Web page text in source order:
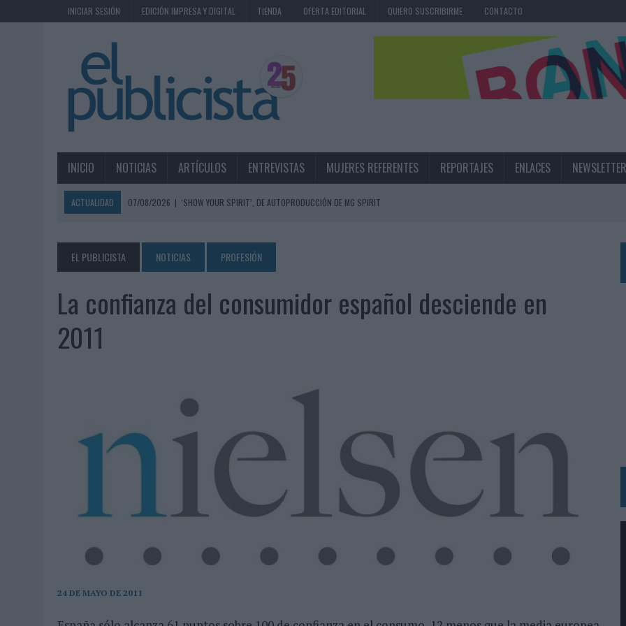
INICIAR SESIÓN EDICIÓN IMPRESA Y DIGITAL TIENDA OFERTA EDITORIAL QUIERO SUSCRIBIRME CONTACTO
INICIO NOTICIAS ARTÍCULOS ENTREVISTAS MUJERES REFERENTES REPORTAJES ENLACES NEWSLETTER
ACTUALIDAD 07/08/2026 | ‘SHOW YOUR SPIRIT’, DE AUTOPRODUCCIÓN DE MG SPIRIT
MAHOU REIVINDICA EL RITUAL DE LA CAÑA EN EL DÍA INTERNACIONAL DE LA CERVEZA
07/08/2026 | MG SPIRIT RELANZA SU MARCA CON UNA ESTRATEGIA 360º CENTRADA EN EL ORIGEN BARCELONÉS
PATRÓN CONVIERTE EL NUEVO SINGLE DE ARÓN PIPER EN UNA EXPERIENCIA DE MARCA EN IBIZA
07/08/2026 | EL VERANO PONE A PRUEBA LA ESTRATEGIA DIGITAL DE LAS MARCAS
SIETE DE CADA DIEZ EMPRESAS ESPAÑOLAS NO INTEGRAN LA INFANCIA EN SU ESTRATEGIA
06/08/2026
LA TELEVISIÓN SIGUE LIDERANDO EL CONSUMO DE MEDIOS EN VERANO Y SUPERA AL MÓVIL COMO DISPOSITIVO MÁS UTILIZADO
06/08/2026
EL USO DE LA IA GENERATIVA ALCANZA YA AL 62% DE LOS ESPAÑOLES
SYSTEM1 NOMBRA A KIMBERLY BASTONI COMO NUEVA DIRECTORA COMERCIAL GLOBAL
FRIGO Y UNIQLO LANZAN UNA COLECCIÓN PERSONALIZABLE INSPIRADA EN CORNETTO, CALIPPO Y SOLERO
05/08/2026
BEON WORLDWIDE LANZA RAÍZ URBANA PARA TRANSFORMAR EL PATRIMONIO HISTÓRICO EN ACTIVOS CULTURALES Y ECONÓMICOS
05/08/2026 | LOPESAN HOTELS & RESORTS ACERCA EL PARAÍSO CANARIO EN SU ÚLTIMA CAMPAÑA INTERNACIONAL
05/08/2026
LUIS ARQUILLOS (BURGO DE ARIAS): “LA CONSTRUCCIÓN DE MARCA A LARGO PLAZO Y LA MEDICIÓN SON DOS CARAS DE LA MISMA
EL PUBLICISTA NOTICIAS PROFESIÓN
La confianza del consumidor español desciende en
2011
24 DE MAYO DE 2011